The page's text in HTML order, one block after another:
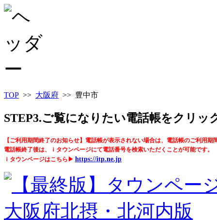
TOP >> 大阪府 >> 豊中市
STEP3.ご覧になりたい電話帳をクリッ
【ご利用期間終了のお知らせ】電話帳が表示されない場合は、電話帳のご利用期
電話帳終了後は、ｉタウンページにて電話番号を検索いただくことが可能です。
ｉタウンページはこちら▶ https://itp.ne.jp